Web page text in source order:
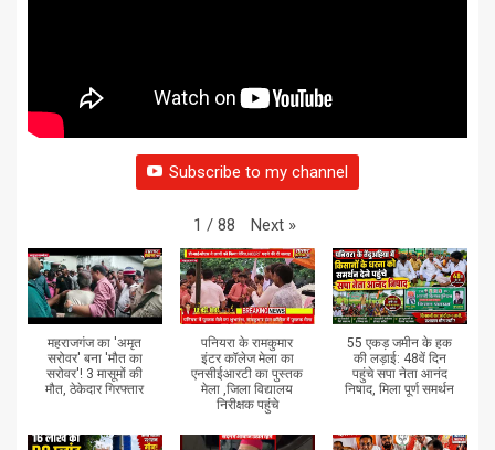
Subscribe to my channel
1 / 88 Next »
महराजगंज का 'अमृत
सरोवर' बना 'मौत का
सरोवर'! 3 मासूमों की
मौत, ठेकेदार गिरफ्तार
पनियरा के रामकुमार
इंटर कॉलेज मेला का
एनसीईआरटी का पुस्तक
मेला ,जिला विद्यालय
निरीक्षक पहुंचे
55 एकड़ जमीन के हक
की लड़ाई: 48वें दिन
पहुंचे सपा नेता आनंद
निषाद, मिला पूर्ण समर्थन